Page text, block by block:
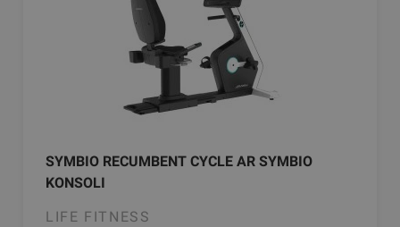
SYMBIO RECUMBENT CYCLE AR SYMBIO
KONSOLI
LIFE FITNESS